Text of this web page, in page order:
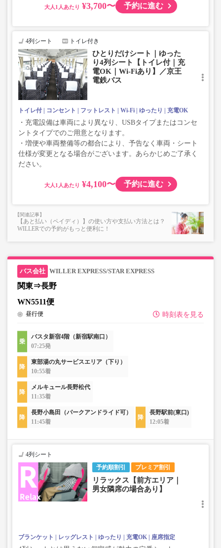
大人 ¥3,700〜 予約に進む
4列シート トイレ付き
ひとりだけシート｜ゆった
り4列シート【トイレ付｜充
電OK｜Wi-Fiあり】／京王
電鉄バス
トイレ付 コンセント フットレスト Wi-Fi ゆったり 充電OK
・充電設備は車両により異なり、USBタイプまたはコンセ
ントタイプでのご用意となります。
・増便や車両整備等の都合により、予告なく車両・シート
仕様が変更となる場合がございます。あらかじめご了承く
ださい。
大人 ¥4,100〜 予約に進む
【あと払い（ペイディ）】の使い方や支払い方法とは？
WILLERでの予約がもっと便利に！
WILLER EXPRESS/STAR EXPRESS
関東⇒長野
WN5511便
時刻表を見る
昼行便
バスタ新宿4階（新宿駅南口）
07:25発
東部湯の丸サービスエリア（下り）
10:55着
メルキュール長野松代
11:35着
長野小島田（パークアンドライド可）
11:45着
長野駅前(東口)
12:05着
予約順割引 プレミア割引
4列シート
リラックス【前方エリア｜
男女隣席の場合あり】
ブランケット レッグレスト ゆったり 充電OK 座席指定